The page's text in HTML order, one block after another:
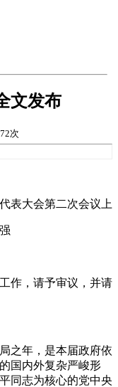
文发布
次
表大会第二次会议上
作，请予审议，并请
之年，是本届政府依
国内外复杂严峻形
同志为核心的党中央